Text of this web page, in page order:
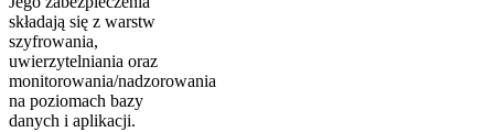
składają się z warstw
szyfrowania,
uwierzytelniania oraz
monitorowania/nadzorowania
na poziomach bazy
danych i aplikacji.